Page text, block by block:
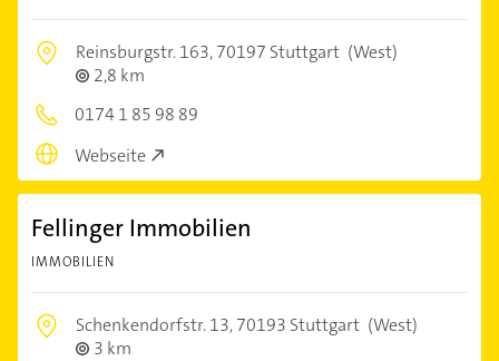
Reinsburgstr. 163,70197 Stuttgart (West)
2,8 km
0174 1 85 98 89
Webseite
Fellinger Immobilien
IMMOBILIEN
Schenkendorfstr. 13,70193 Stuttgart (West)
3 km